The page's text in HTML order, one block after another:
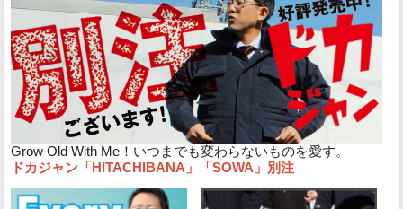
Grow Old With Me！いつまでも変わらないものを愛す。
ドカジャン「HITACHIBANA」「SOWA」別注